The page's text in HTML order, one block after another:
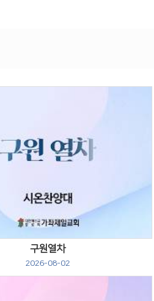
구원열차
2026-08-02